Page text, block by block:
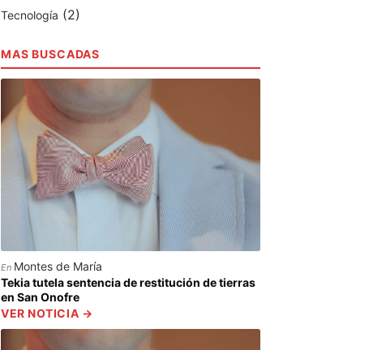
Tecnología (2)
MAS BUSCADAS
En Montes de María
Tekia tutela sentencia de restitución de tierras
en San Onofre
VER NOTICIA →